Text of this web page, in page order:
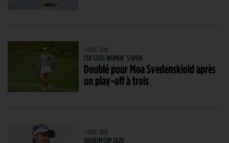
7 AOÛT. 2026
CSK STEEL WOMEN´S OPEN
Doublé pour Moa Svedenskiold après
un play-off à trois
7 AOÛT. 2026
SOLHEIM CUP 2026